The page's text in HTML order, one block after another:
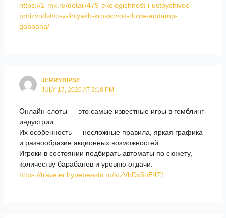
https://1-mk.ru/detail/479-ekologichnost-i-ustoychivoe-
proizvodstvo-v-liniyakh-krossovok-dolce-andamp-
gabbana/
JERRYBIPSE
JULY 17, 2026 AT 3:18 PM
Онлайн-слоты — это самые известные игры в гемблинг-
индустрии.
Их особенность — несложные правила, яркая графика
и разнообразие акционных возможностей.
Игроки в состоянии подбирать автоматы по сюжету,
количеству барабанов и уровню отдачи.
https://traveler.hypebeasts.ru/iozVbDx5oE4T/